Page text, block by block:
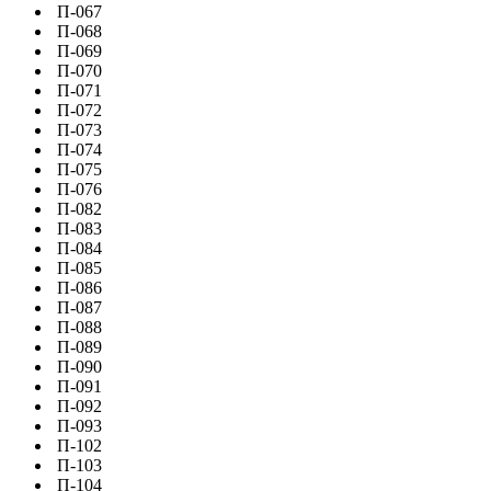
П-067
П-068
П-069
П-070
П-071
П-072
П-073
П-074
П-075
П-076
П-082
П-083
П-084
П-085
П-086
П-087
П-088
П-089
П-090
П-091
П-092
П-093
П-102
П-103
П-104